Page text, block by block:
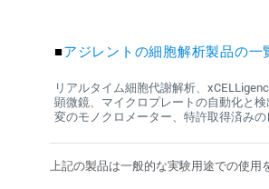
■アジレントの細胞解析製品の一
リアルタイム細胞代謝解析、
顕微鏡、マイクロプレートの自動化と
変のモノクロメーター、特許取得済み
上記の製品は一般的な実験用途での使